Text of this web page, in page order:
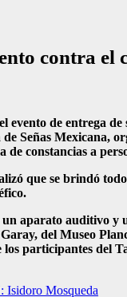
contra el
de entrega
Señas
constancias a
que se brindó
aparato auditivo
del Museo
participantes del
Isidoro Mosqueda